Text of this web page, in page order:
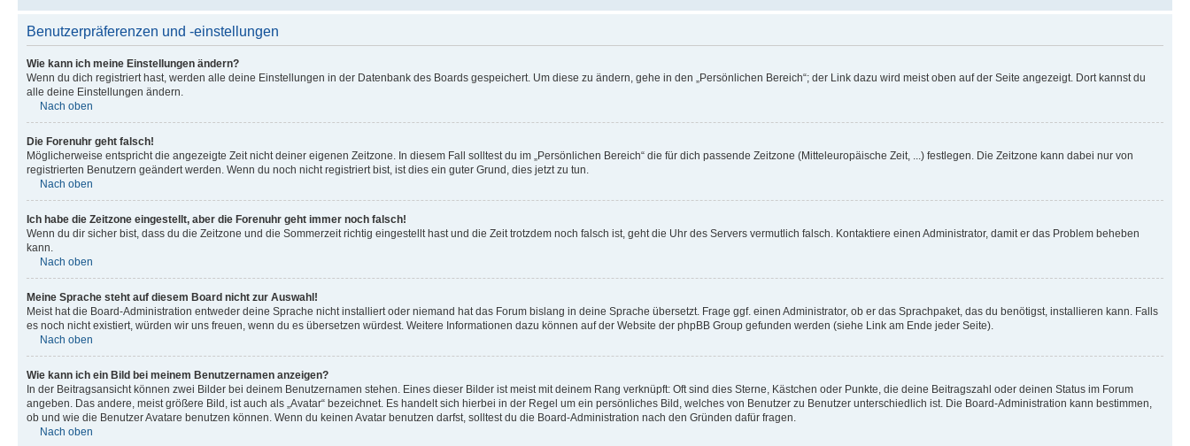
Benutzerpräferenzen und -einstellungen
Wie kann ich meine Einstellungen ändern?
Wenn du dich registriert hast, werden alle deine Einstellungen in der Datenbank des Boards gespeichert. Um diese zu ändern, gehe in den „Persönlichen Bereich“; der Link dazu wird meist oben auf der Seite angezeigt. Dort kannst du
alle deine Einstellungen ändern.
Nach oben
Die Forenuhr geht falsch!
Möglicherweise entspricht die angezeigte Zeit nicht deiner eigenen Zeitzone. In diesem Fall solltest du im „Persönlichen Bereich“ die für dich passende Zeitzone (Mitteleuropäische Zeit, ...) festlegen. Die Zeitzone kann dabei nur von
registrierten Benutzern geändert werden. Wenn du noch nicht registriert bist, ist dies ein guter Grund, dies jetzt zu tun.
Nach oben
Ich habe die Zeitzone eingestellt, aber die Forenuhr geht immer noch falsch!
Wenn du dir sicher bist, dass du die Zeitzone und die Sommerzeit richtig eingestellt hast und die Zeit trotzdem noch falsch ist, geht die Uhr des Servers vermutlich falsch. Kontaktiere einen Administrator, damit er das Problem beheben
kann.
Nach oben
Meine Sprache steht auf diesem Board nicht zur Auswahl!
Meist hat die Board-Administration entweder deine Sprache nicht installiert oder niemand hat das Forum bislang in deine Sprache übersetzt. Frage ggf. einen Administrator, ob er das Sprachpaket, das du benötigst, installieren kann. Falls
es noch nicht existiert, würden wir uns freuen, wenn du es übersetzen würdest. Weitere Informationen dazu können auf der Website der phpBB Group gefunden werden (siehe Link am Ende jeder Seite).
Nach oben
Wie kann ich ein Bild bei meinem Benutzernamen anzeigen?
In der Beitragsansicht können zwei Bilder bei deinem Benutzernamen stehen. Eines dieser Bilder ist meist mit deinem Rang verknüpft: Oft sind dies Sterne, Kästchen oder Punkte, die deine Beitragszahl oder deinen Status im Forum
angeben. Das andere, meist größere Bild, ist auch als „Avatar“ bezeichnet. Es handelt sich hierbei in der Regel um ein persönliches Bild, welches von Benutzer zu Benutzer unterschiedlich ist. Die Board-Administration kann bestimmen,
ob und wie die Benutzer Avatare benutzen können. Wenn du keinen Avatar benutzen darfst, solltest du die Board-Administration nach den Gründen dafür fragen.
Nach oben